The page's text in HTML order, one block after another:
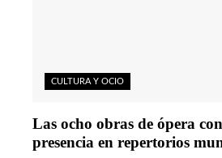
CULTURA Y OCIO
Las ocho obras de ópera
presencia en repertorios